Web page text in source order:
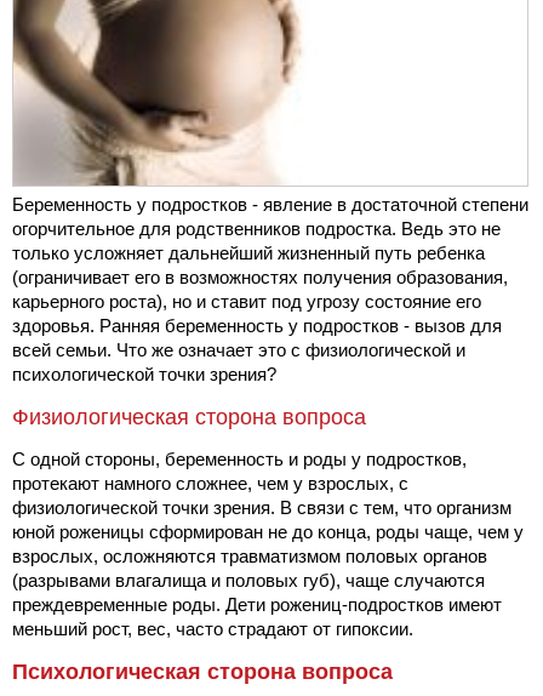
Беременность у подростков - явление в достаточной степени
огорчительное для родственников подростка. Ведь это не
только усложняет дальнейший жизненный путь ребенка
(ограничивает его в возможностях получения образования,
карьерного роста), но и ставит под угрозу состояние его
здоровья. Ранняя беременность у подростков - вызов для
всей семьи. Что же означает это с физиологической и
психологической точки зрения?
Физиологическая сторона вопроса
С одной стороны, беременность и роды у подростков,
протекают намного сложнее, чем у взрослых, с
физиологической точки зрения. В связи с тем, что организм
юной роженицы сформирован не до конца, роды чаще, чем у
взрослых, осложняются травматизмом половых органов
(разрывами влагалища и половых губ), чаще случаются
преждевременные роды. Дети рожениц-подростков имеют
меньший рост, вес, часто страдают от гипоксии.
Психологическая сторона вопроса